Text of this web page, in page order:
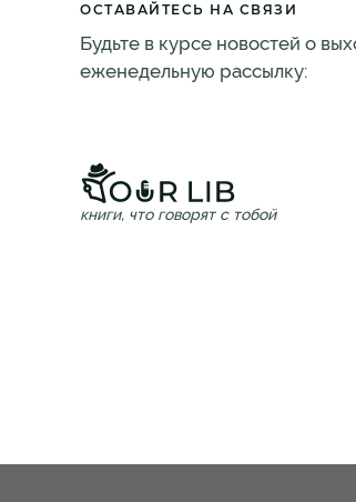
ОСТАВАЙТЕСЬ НА СВЯЗИ
Будьте в курсе новостей о
еженедельную рассылку:
книги, что говорят с тобой